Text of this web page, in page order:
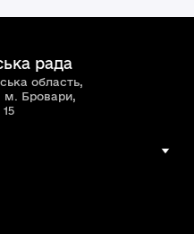
рада
область,
м. Бровари,